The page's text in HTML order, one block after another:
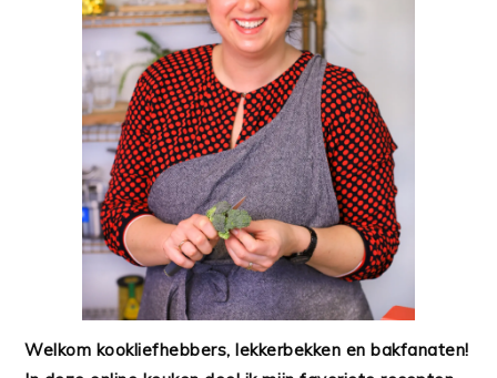
Welkom kookliefhebbers, lekkerbekken en bakfanaten!